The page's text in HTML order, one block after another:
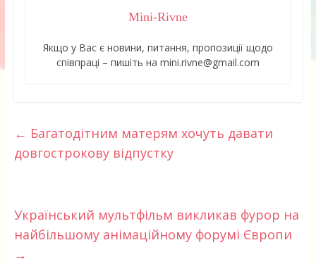
Mini-Rivne
Якщо у Вас є новини, питання, пропозиції щодо
співпраці – пишіть на mini.rivne@gmail.com
← Багатодітним матерям хочуть давати
довгострокову відпустку
Український мультфільм викликав фурор на
найбільшому анімаційному форумі Європи
→